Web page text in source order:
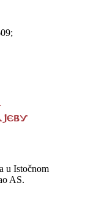
u Istočnom
AS.